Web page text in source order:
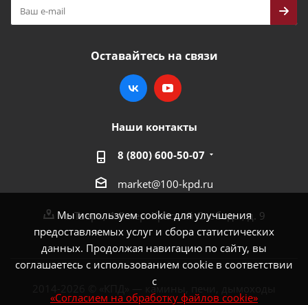
Мы используем cookie для улучшения
предоставляемых услуг и сбора статистических
данных. Продолжая навигацию по сайту, вы
соглашаетесь с использованием cookie в соответствии
с
«Согласием на обработку файлов cookie»
Оставайтесь на связи
Наши контакты
8 (800) 600-50-07
market@100-kpd.ru
г. Тверь, 4-й пер. Красной Слободы, д. 9
2014-2026 © «КПД» — камины, печи, дымоходы